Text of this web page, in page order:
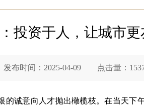
投资于人，让城市更
时间：2025-04-09 点击量：
诚意向人才抛出橄榄枝。在当天下